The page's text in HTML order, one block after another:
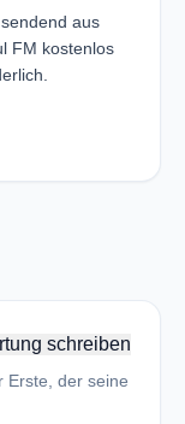
aus
FM kostenlos
schreiben
Erste, der seine